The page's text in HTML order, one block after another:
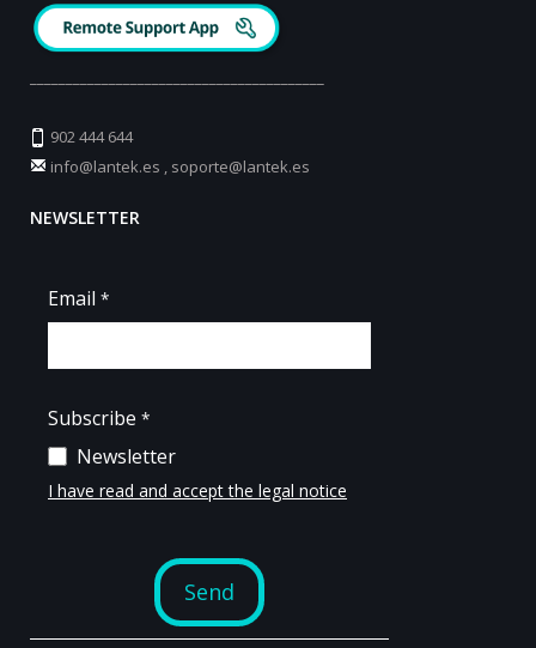
902 444 644
info@lantek.es
soporte@lantek.es
NEWSLETTER